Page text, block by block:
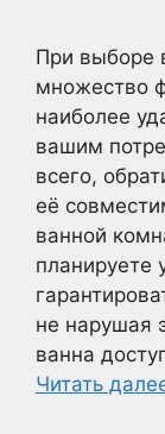
При выборе
множество
наиболее
вашим
всего,
её
ванной
планируете
не нарушая
ванна
Читать